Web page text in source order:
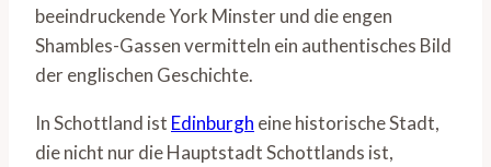
beeindruckende York Minster und die engen
Shambles-Gassen vermitteln ein authentisches Bild
der englischen Geschichte.
In Schottland ist Edinburgh eine historische Stadt,
die nicht nur die Hauptstadt Schottlands ist,